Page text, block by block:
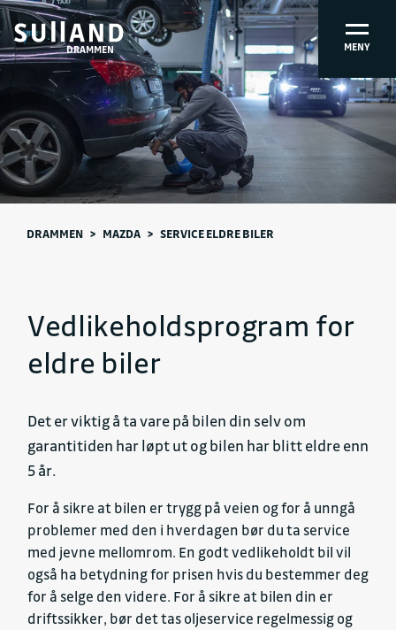
DRAMMEN MENY
DRAMMEN > MAZDA > SERVICE ELDRE BILER
Vedlikeholdsprogram for
eldre biler
Det er viktig å ta vare på bilen din selv om
garantitiden har løpt ut og bilen har blitt eldre enn
5 år.
For å sikre at bilen er trygg på veien og for å unngå
problemer med den i hverdagen bør du ta service
med jevne mellomrom. En godt vedlikeholdt bil vil
også ha betydning for prisen hvis du bestemmer deg
for å selge den videre. For å sikre at bilen din er
driftssikker, bør det tas oljeservice regelmessig og